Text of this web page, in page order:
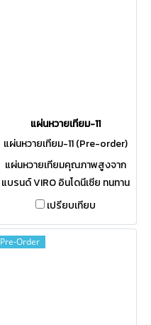
แผ่นหวายเทียม-11
แผ่นหวายเทียม-11 (Pre-order)
แผ่นหวายเทียมคุณภาพสูงจาก
แบรนด์ VIRO อินโดนีเซีย ทนทาน
ทุกสภาพอากาศ สีไม่ซีดจาง ไม่
เปรียบเทียบ
Pre-Order